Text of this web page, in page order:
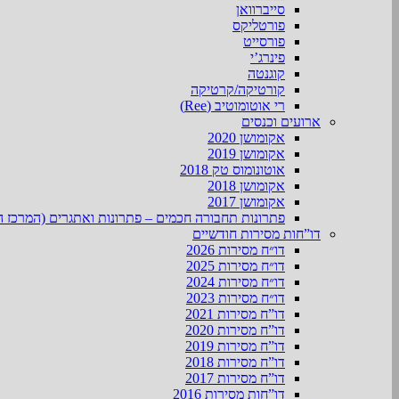
סייברוואן
פורטליקס
פורסייט
פינרג’י
קוגנטה
קורטיקה/קרטיקה
רי אוטומוטיב (Ree)
ארועים וכנסים
אקומושן 2020
אקומושן 2019
אוטונומוס טק 2018
אקומושן 2018
אקומושן 2017
פתרונות תחבורה חכמים – פתרונות ואתגרים (המרכז
דו”חות מסירות חודשיים
דו״ח מסירות 2026
דו״ח מסירות 2025
דו״ח מסירות 2024
דו״ח מסירות 2023
דו”ח מסירות 2021
דו”ח מסירות 2020
דו”ח מסירות 2019
דו”ח מסירות 2018
דו”ח מסירות 2017
דו”חות מסירות 2016